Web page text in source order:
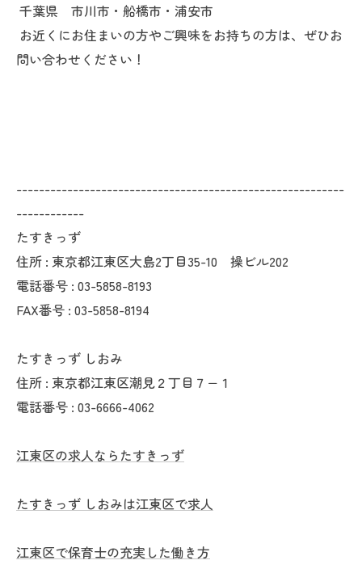
千葉県 市川市・船橋市・浦安市
お近くにお住まいの方やご興味をお持ちの方は、ぜひお
問い合わせください！
----------------------------------------------------------
------------
たすきっず
住所 : 東京都江東区大島2丁目35-10 操ビル202
電話番号 : 03-5858-8193
FAX番号 : 03-5858-8194
たすきっず しおみ
住所 : 東京都江東区潮見２丁目７−１
電話番号 : 03-6666-4062
江東区の求人ならたすきっず
たすきっず しおみは江東区で求人
江東区で保育士の充実した働き方